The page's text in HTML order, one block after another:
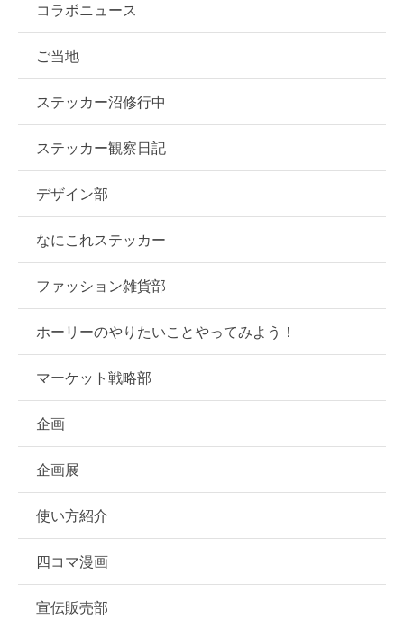
コラボニュース
ご当地
ステッカー沼修行中
ステッカー観察日記
デザイン部
なにこれステッカー
ファッション雑貨部
ホーリーのやりたいことやってみよう！
マーケット戦略部
企画
企画展
使い方紹介
四コマ漫画
宣伝販売部